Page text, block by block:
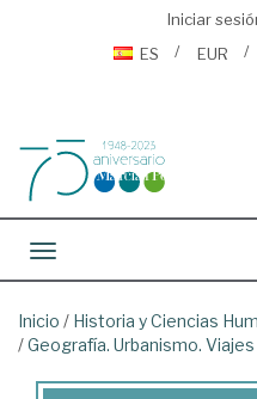
Iniciar
ES
EUR
Toggle navigation
Inicio / Historia y Ciencias
/Geografía. Urbanismo. Viajes